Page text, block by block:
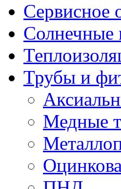
Сервисное
Солнечные
Трубы и
Медные